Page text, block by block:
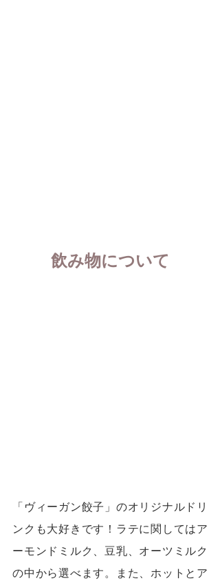
飲み物について
「ヴィーガン餃子」のオリジナルドリ
ンクも大好きです！ラテに関してはア
ーモンドミルク、豆乳、オーツミルク
の中から選べます。また、ホットとア